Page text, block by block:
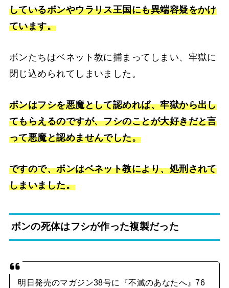
しているボンやウラリス王国にも異端容疑をかけ
ています。
ボンたちはベネット教に捕まってしまい、牢獄に
閉じ込められてしまいました。
ボンはフシを悪魔として認めれば、牢獄から出し
てもらえるのですが、フシのことが大好きだと言
って悪魔と認めませんでした。
ですので、ボンはベネット教により、処刑されて
しまいました。
ボンの死体はフシが作った複製だった
明日発売のマガジン38号に『不滅のあなたへ』76